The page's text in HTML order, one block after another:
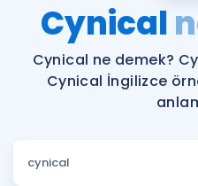
ÜYE
Katılımcı Görüşleri
Faydalı Araçlar
Sözlük
Hakkımızda
Cynical
Cynical ne demek?
Cynical İngilizce